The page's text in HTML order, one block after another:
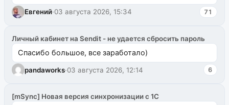
Евгений·03 августа 2026, 15:34 71
Личный кабинет на Sendit - не удается сбросить пароль
Спасибо большое, все заработало)
pandaworks·03 августа 2026, 12:14 6
[mSync] Новая версия синхронизации с 1С